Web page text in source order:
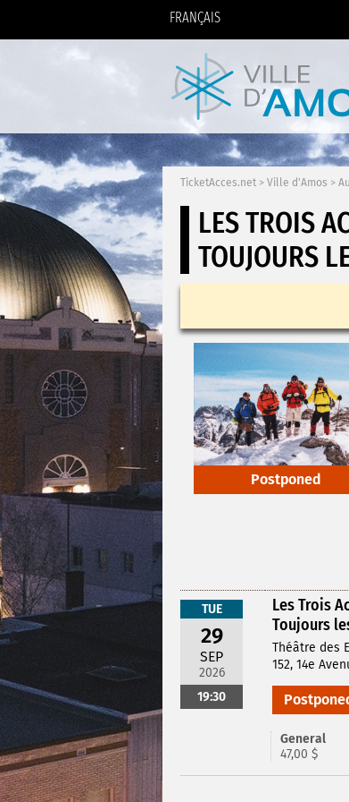
FRANÇAIS
TicketAcces.net > Ville d'Amos >
LES TROIS
TOUJOURS
Postponed
TUE
29
SEP
2026
19:30
Les Trois
Toujours
Théâtre des
152, 14e
General
47,00 $